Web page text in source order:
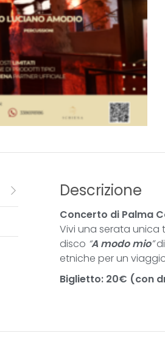
Descrizione
Concerto di Palma
Vivi una serata unica
disco “A modo mio”di
etniche per un
Biglietto: 20€ (con